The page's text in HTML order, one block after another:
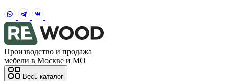
Производство и продажа
мебели в Москве и МО
Весь каталог